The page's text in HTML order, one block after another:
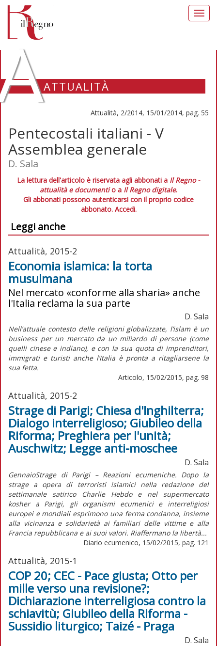
ATTUALITÀ
Attualità, 2/2014, 15/01/2014, pag. 55
Pentecostali italiani - V
Assemblea generale
D. Sala
La lettura dell'articolo è riservata agli abbonati a Il Regno -
attualità e documentio a Il Regno digitale.
Gli abbonati possono autenticarsi con il proprio codice
abbonato. Accedi.
Leggi anche
Attualità, 2015-2
Economia islamica: la torta
musulmana
Nel mercato «conforme alla sharia» anche
l'Italia reclama la sua parte
D. Sala
Nell’attuale contesto delle religioni globalizzate, l’islam è un
business per un mercato da un miliardo di persone (come
quelli cinese e indiano), e con la sua quota di imprenditori,
immigrati e turisti anche l’Italia è pronta a ritagliarsene la
sua fetta.
Articolo, 15/02/2015, pag. 98
Attualità, 2015-2
Strage di Parigi; Chiesa d'Inghilterra;
Dialogo interreligioso; Giubileo della
Riforma; Preghiera per l'unità;
Auschwitz; Legge anti-moschee
D. Sala
GennaioStrage di Parigi – Reazioni ecumeniche. Dopo la
strage a opera di terroristi islamici nella redazione del
settimanale satirico Charlie Hebdo e nel supermercato
kosher a Parigi, gli organismi ecumenici e interreligiosi
europei e mondiali esprimono una ferma condanna, insieme
alla vicinanza e solidarietà ai familiari delle vittime e alla
Francia repubblicana e ai suoi valori. Riaffermano la libertà...
Diario ecumenico, 15/02/2015, pag. 121
Attualità, 2015-1
COP 20; CEC - Pace giusta; Otto per
mille verso una revisione?;
Dichiarazione interreligiosa contro la
schiavitù; Giubileo della Riforma -
Sussidio liturgico; Taizé - Praga
D. Sala